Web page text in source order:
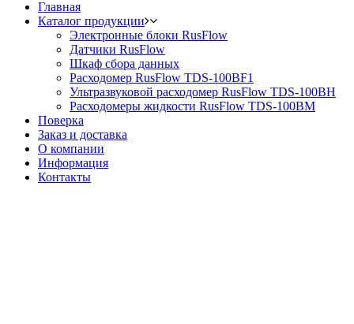
Главная
Каталог продукции
Электронные блоки RusFlow
Датчики RusFlow
Шкаф сбора данных
Расходомер RusFlow TDS-100BF1
Ультразвуковой расходомер RusFlow TDS-100BH
Расходомеры жидкости RusFlow TDS-100BM
Поверка
Заказ и доставка
О компании
Информация
Контакты